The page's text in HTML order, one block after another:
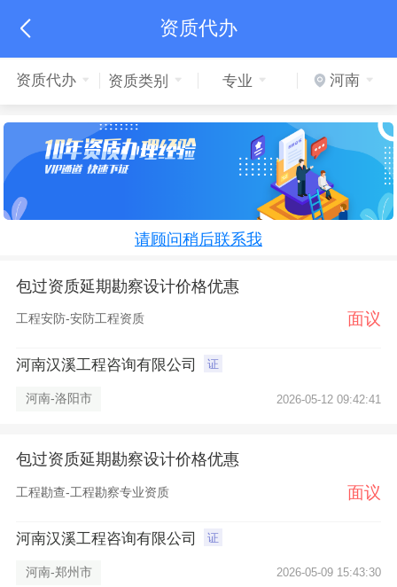
 资质代办
资质代办 资质类别 专业 河南
请顾问稍后联系我
包过资质延期勘察设计价格优惠
工程安防-安防工程资质 面议
河南汉溪工程咨询有限公司 证
河南-洛阳市 2026-05-12 09:42:41
包过资质延期勘察设计价格优惠
工程勘查-工程勘察专业资质 面议
河南汉溪工程咨询有限公司 证
河南-郑州市 2026-05-09 15:43:30